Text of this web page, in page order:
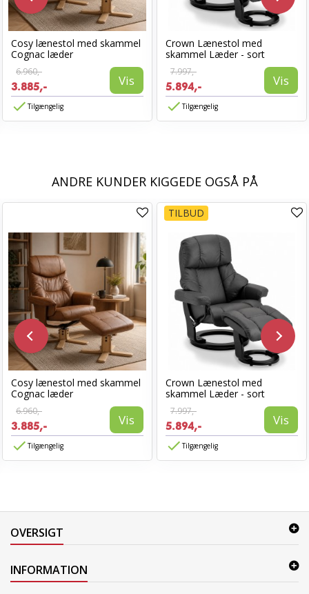
Cosy lænestol med skammel
Cognac læder
6.960,-
3.885,- Vis
Tilgængelig
Crown Lænestol med
skammel Læder - sort
7.997,-
5.894,- Vis
Tilgængelig
ANDRE KUNDER KIGGEDE OGSÅ PÅ
Cosy lænestol med skammel
Cognac læder
6.960,-
3.885,- Vis
Tilgængelig
TILBUD
Crown Lænestol med
skammel Læder - sort
7.997,-
5.894,- Vis
Tilgængelig
OVERSIGT
INFORMATION